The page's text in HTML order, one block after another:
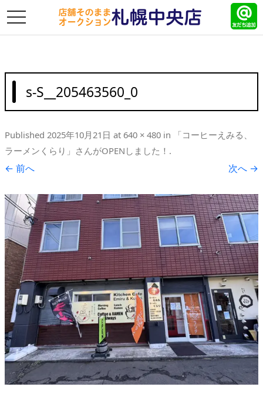
toggle
s-S__205463560_0
Published 2025年10月21日 at 640 × 480 in
「コーヒーえみる、
ラーメンくらり」さんがOPENしました！ .
← 前へ 次へ →